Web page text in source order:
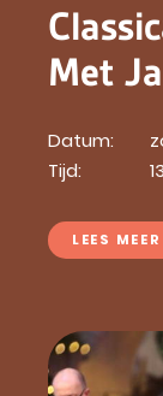
Met
Datum:
Tijd:
LEES MEER